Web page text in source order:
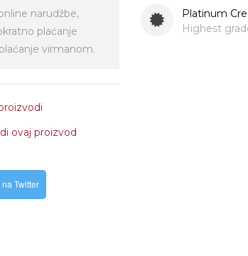
narudžbe,
plaćanje
virmanom.
ovaj proizvod
Twitter
Platinum
Highest